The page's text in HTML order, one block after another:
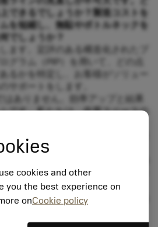
できるでしょうか？製造コストを
を短縮し、無駄やボトルネックを
でしょうか？
グラム（PIP）を用いて、どの点
るかを特定し、お客様がソリュー
サポートをします。
はありません。効率アップと結果
です。私たちは、作業スペースの
ても検討します。長年に渡りグロ
サンドビック・コロマントには、
を、機械レベル、オペレーターレ
においてもサポートいたします。
まで、私たちが満足することはあ
cookies and other
you the best experience on
onCookie policy